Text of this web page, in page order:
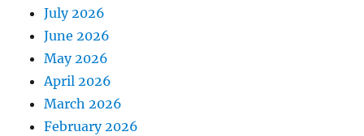
July 2026
June 2026
May 2026
April 2026
March 2026
February 2026